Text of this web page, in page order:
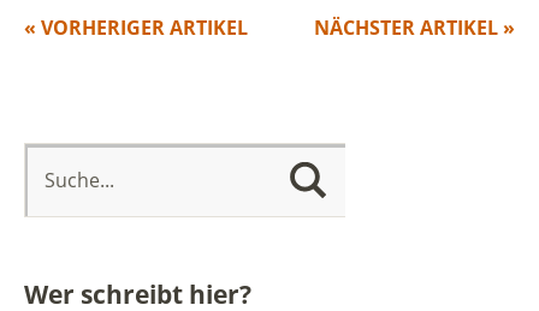
NÄCHSTER ARTIKEL »
« VORHERIGER ARTIKEL
Wer schreibt hier?